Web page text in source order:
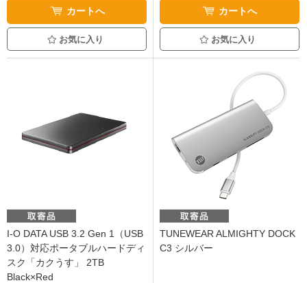
カートへ
お気に入り
カートへ
お気に入り
I-O DATA USB 3.2 Gen 1（USB
3.0）対応ポータブルハードディ
スク「カクうす」 2TB
Black×Red
TUNEWEAR ALMIGHTY DOCK
C3 シルバー